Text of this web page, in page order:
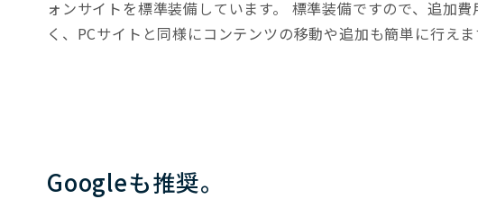
ォンサイトを標準装備しています。 標準装備ですので、追加費
く、PCサイトと同様にコンテンツの移動や追加も簡単に行えま
Googleも推奨。